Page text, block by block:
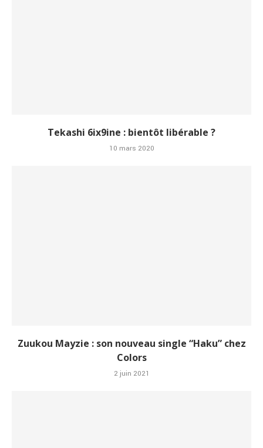
Tekashi 6ix9ine : bientôt libérable ?
10 mars 2020
Zuukou Mayzie : son nouveau single “Haku” chez
Colors
2 juin 2021